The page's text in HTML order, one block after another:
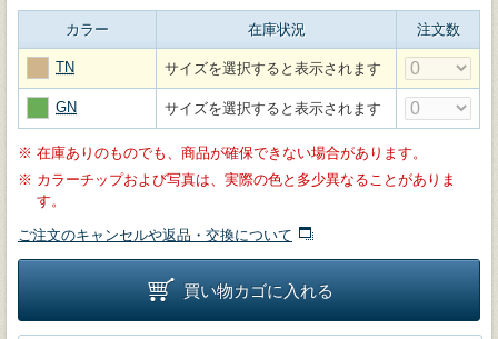
カラー 在庫状況 注文数
TN サイズを選択すると表示されます
GN サイズを選択すると表示されます
※ 在庫ありのものでも、商品が確保できない場合があります。
※ カラーチップおよび写真は、実際の色と多少異なることがありま
す。
ご注文のキャンセルや返品・交換について
買い物カゴに入れる